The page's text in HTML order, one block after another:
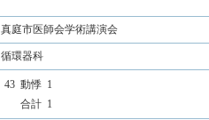
真庭市医師会学術講演会
循環器科
43 動悸 1
合計 1